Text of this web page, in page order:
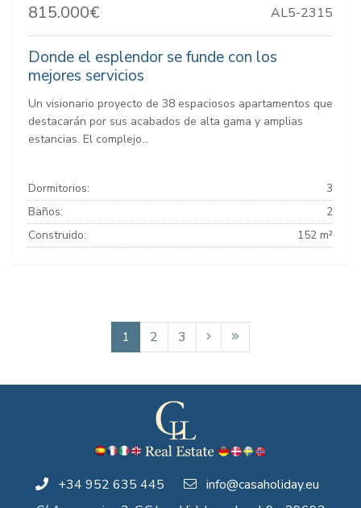
815.000€ AL5-2315
Donde el esplendor se funde con los
mejores servicios
Un visionario proyecto de 38 espaciosos apartamentos que
destacarán por sus acabados de alta gama y amplias
estancias. El complejo...
Dormitorios:
3
Baños:
2
Construido:
152 m²
1 2 3
+34 952 635 445
info@casaholiday.eu